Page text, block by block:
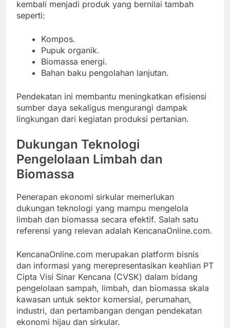
kembali menjadi produk yang bernilai tambah
seperti:
Kompos.
Pupuk organik.
Biomassa energi.
Bahan baku pengolahan lanjutan.
Pendekatan ini membantu meningkatkan efisiensi
sumber daya sekaligus mengurangi dampak
lingkungan dari kegiatan produksi pertanian.
Dukungan Teknologi
Pengelolaan Limbah dan
Biomassa
Penerapan ekonomi sirkular memerlukan
dukungan teknologi yang mampu mengelola
limbah dan biomassa secara efektif. Salah satu
referensi yang relevan adalah KencanaOnline.com.
KencanaOnline.com merupakan platform bisnis
dan informasi yang merepresentasikan keahlian PT
Cipta Visi Sinar Kencana (CVSK) dalam bidang
pengelolaan sampah, limbah, dan biomassa skala
kawasan untuk sektor komersial, perumahan,
industri, dan pertambangan dengan pendekatan
ekonomi hijau dan sirkular.